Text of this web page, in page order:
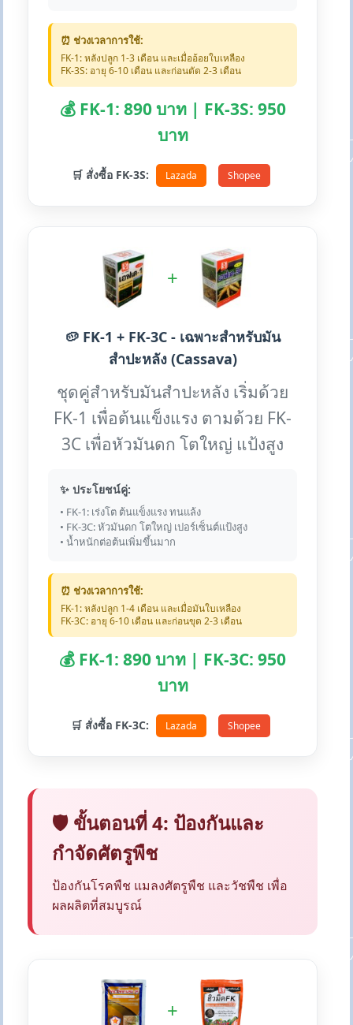
⏰ ช่วงเวลาการใช้:
FK-1: หลังปลูก 1-3 เดือน และเมื่ออ้อยใบเหลือง
FK-3S: อายุ 6-10 เดือน และก่อนตัด 2-3 เดือน
💰 FK-1: 890 บาท | FK-3S: 950
บาท
🛒 สั่งซื้อ FK-3S: Lazada Shopee
+
🥔 FK-1 + FK-3C - เฉพาะสำหรับมัน
สำปะหลัง (Cassava)
ชุดคู่สำหรับมันสำปะหลัง เริ่มด้วย
FK-1 เพื่อต้นแข็งแรง ตามด้วย FK-
3C เพื่อหัวมันดก โตใหญ่ แป้งสูง
✨ ประโยชน์คู่:
• FK-1: เร่งโต ต้นแข็งแรง ทนแล้ง
• FK-3C: หัวมันดก โตใหญ่ เปอร์เซ็นต์แป้งสูง
• น้ำหนักต่อต้นเพิ่มขึ้นมาก
⏰ ช่วงเวลาการใช้:
FK-1: หลังปลูก 1-4 เดือน และเมื่อมันใบเหลือง
FK-3C: อายุ 6-10 เดือน และก่อนขุด 2-3 เดือน
💰 FK-1: 890 บาท | FK-3C: 950
บาท
🛒 สั่งซื้อ FK-3C: Lazada Shopee
🛡️ ขั้นตอนที่ 4: ป้องกันและ
กำจัดศัตรูพืช
ป้องกันโรคพืช แมลงศัตรูพืช และวัชพืช เพื่อ
ผลผลิตที่สมบูรณ์
+